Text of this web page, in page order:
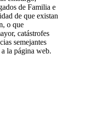
de Familia e
de que existan
o que
catástrofes
semejantes
la página web.